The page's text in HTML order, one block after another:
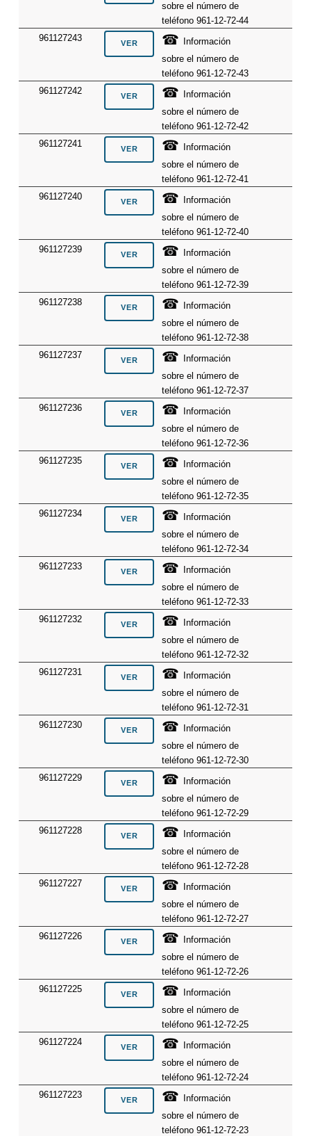
sobre el número de
teléfono 961-12-72-44
961127243
☎
Información
sobre el número de
teléfono 961-12-72-43
961127242
☎
Información
sobre el número de
teléfono 961-12-72-42
961127241
☎
Información
sobre el número de
teléfono 961-12-72-41
961127240
☎
Información
sobre el número de
teléfono 961-12-72-40
961127239
☎
Información
sobre el número de
teléfono 961-12-72-39
961127238
☎
Información
sobre el número de
teléfono 961-12-72-38
961127237
☎
Información
sobre el número de
teléfono 961-12-72-37
961127236
☎
Información
sobre el número de
teléfono 961-12-72-36
961127235
☎
Información
sobre el número de
teléfono 961-12-72-35
961127234
☎
Información
sobre el número de
teléfono 961-12-72-34
961127233
☎
Información
sobre el número de
teléfono 961-12-72-33
961127232
☎
Información
sobre el número de
teléfono 961-12-72-32
961127231
☎
Información
sobre el número de
teléfono 961-12-72-31
961127230
☎
Información
sobre el número de
teléfono 961-12-72-30
961127229
☎
Información
sobre el número de
teléfono 961-12-72-29
961127228
☎
Información
sobre el número de
teléfono 961-12-72-28
961127227
☎
Información
sobre el número de
teléfono 961-12-72-27
961127226
☎
Información
sobre el número de
teléfono 961-12-72-26
961127225
☎
Información
sobre el número de
teléfono 961-12-72-25
961127224
☎
Información
sobre el número de
teléfono 961-12-72-24
961127223
☎
Información
sobre el número de
teléfono 961-12-72-23